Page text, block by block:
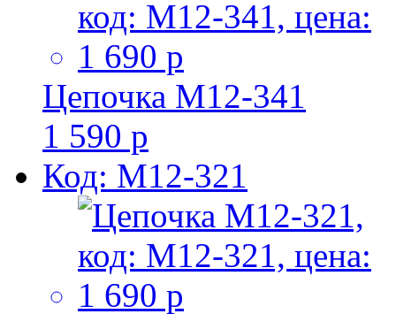
Цепочка M12-341
1 590 р
Код: M12-321